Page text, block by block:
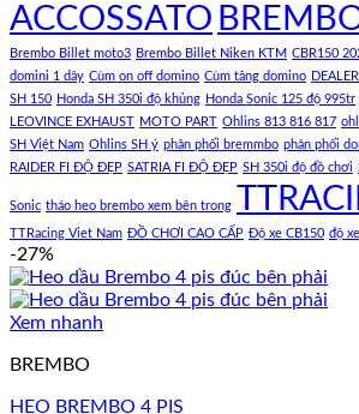
ACCOSSATO
Brembo Billet moto3 Brembo Billet Niken KTM CBR150
domini 1 dây Cùm on off domino Cùm tăng domino
SH 150 Honda SH 350i độ khủng Honda Sonic 125 độ 995tr
LEOVINCE EXHAUST MOTO PART Ohlins 813 816 817
SH Việt Nam Ohlins SH ý phân phối bremmbo phân phối
RAIDER FI ĐỘ ĐẸP SATRIA FI ĐỘ ĐẸP SH 350i độ đồ chơi
Sonic tháo heo brembo xem bên trong
TTRacing Viet Nam ĐỒ CHƠI CAO CẤP Độ xe CB150 độ
-27%
Xem nhanh
BREMBO
HEO BREMBO 4 PIS